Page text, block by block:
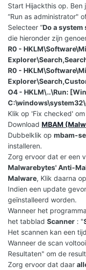
Start Hijackthis op.
“Run as administrator"
Selecteer “Do a system
die hieronder zijn
R0 -
R0 -
O4 - HKLM\..\Run:
Klik op 'Fix checked'
Download MBAM
Dubbelklik op mbam-
installeren.
Zorg ervoor dat er een
Malwarebytes' Anti-
Malware, Klik daarna
Indien een update
geïnstalleerd worden.
Wanneer het
het tabblad Scanner : "
Het scannen kan een
Wanneer de scan
Resultaten" om de
Zorg ervoor dat daar